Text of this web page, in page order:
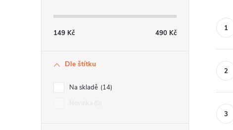
149 Kč 490 Kč
Dle štítku
Na skladě 14